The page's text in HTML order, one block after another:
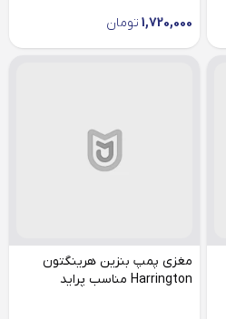
1,720,000 تومان
مغزی پمپ بنزین هرینگتون
Harrington مناسب پراید